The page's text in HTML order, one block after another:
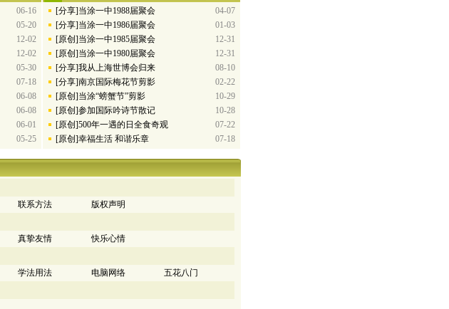
06-16
05-20
12-02
12-02
05-30
07-18
06-08
06-08
06-01
05-25
[分享]当涂一中1988届聚会
04-07
[分享]当涂一中1986届聚会
01-03
[原创]当涂一中1985届聚会
12-31
[原创]当涂一中1980届聚会
12-31
[分享]我从上海世博会归来
08-10
[分享]南京国际梅花节剪影
02-22
[原创]当涂“螃蟹节”剪影
10-29
[原创]参加国际吟诗节散记
10-28
[原创]500年一遇的日全食奇观
07-22
[原创]幸福生活 和谐乐章
07-18
联系方法
版权声明
真挚友情
快乐心情
学法用法 电脑网络
五花八门